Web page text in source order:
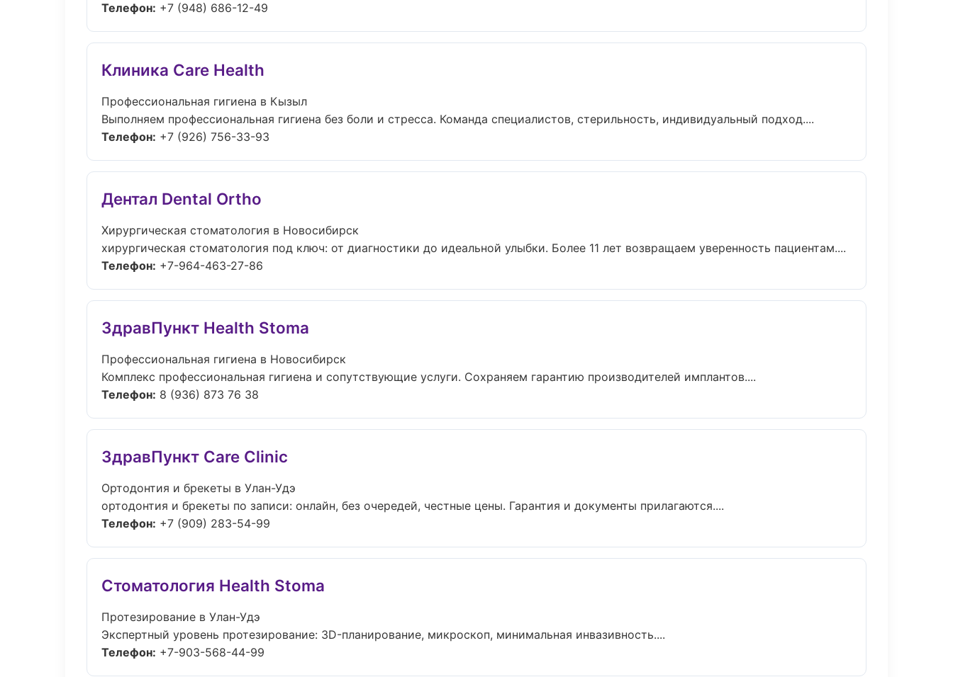
Телефон: +7 (948) 686-12-49
Клиника Care Health
Профессиональная гигиена в Кызыл
Выполняем профессиональная гигиена без боли и стресса. Команда специалистов, стерильность, индивидуальный подход....
Телефон: +7 (926) 756-33-93
Дентал Dental Ortho
Хирургическая стоматология в Новосибирск
хирургическая стоматология под ключ: от диагностики до идеальной улыбки. Более 11 лет возвращаем уверенность пациентам....
Телефон: +7-964-463-27-86
ЗдравПункт Health Stoma
Профессиональная гигиена в Новосибирск
Комплекс профессиональная гигиена и сопутствующие услуги. Сохраняем гарантию производителей имплантов....
Телефон: 8 (936) 873 76 38
ЗдравПункт Care Clinic
Ортодонтия и брекеты в Улан-Удэ
ортодонтия и брекеты по записи: онлайн, без очередей, честные цены. Гарантия и документы прилагаются....
Телефон: +7 (909) 283-54-99
Стоматология Health Stoma
Протезирование в Улан-Удэ
Экспертный уровень протезирование: 3D-планирование, микроскоп, минимальная инвазивность....
Телефон: +7-903-568-44-99